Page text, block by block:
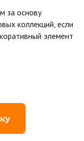
за основу
коллекций, если
элемент